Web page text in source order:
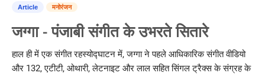
संपर्क करें
राजस्थान
देश
Article मनोरंजन
जग्गा - पंजाबी संगीत के उभरते सितारे
हाल ही में एक संगीत रहस्योद्घाटन में, जग्गा ने पहले आधिकारिक संगीत वीडियो
और 132, एटीटी, ओथारी, लेटनाइट और लाल सहित सिंगल ट्रैक्स के संग्रह के